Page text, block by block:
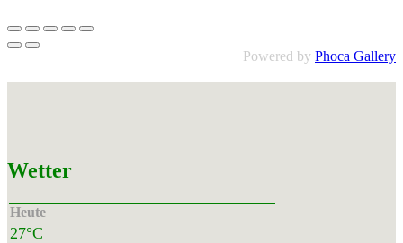
Powered by Phoca Gallery
Wetter
Heute
27°C